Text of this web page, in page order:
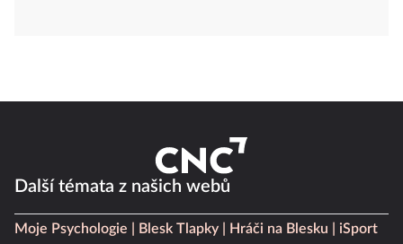
Další témata z našich webů
Moje Psychologie Blesk Tlapky Hráči na Blesku
iSport